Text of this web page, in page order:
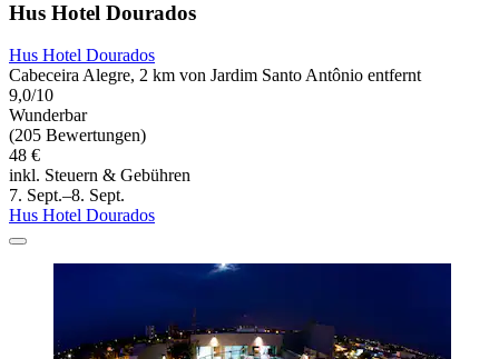
Hus Hotel Dourados
Hus Hotel Dourados
Cabeceira Alegre, 2 km von Jardim Santo Antônio entfernt
9,0/10
Wunderbar
(205 Bewertungen)
48 €
inkl. Steuern & Gebühren
7. Sept.–8. Sept.
Hus Hotel Dourados